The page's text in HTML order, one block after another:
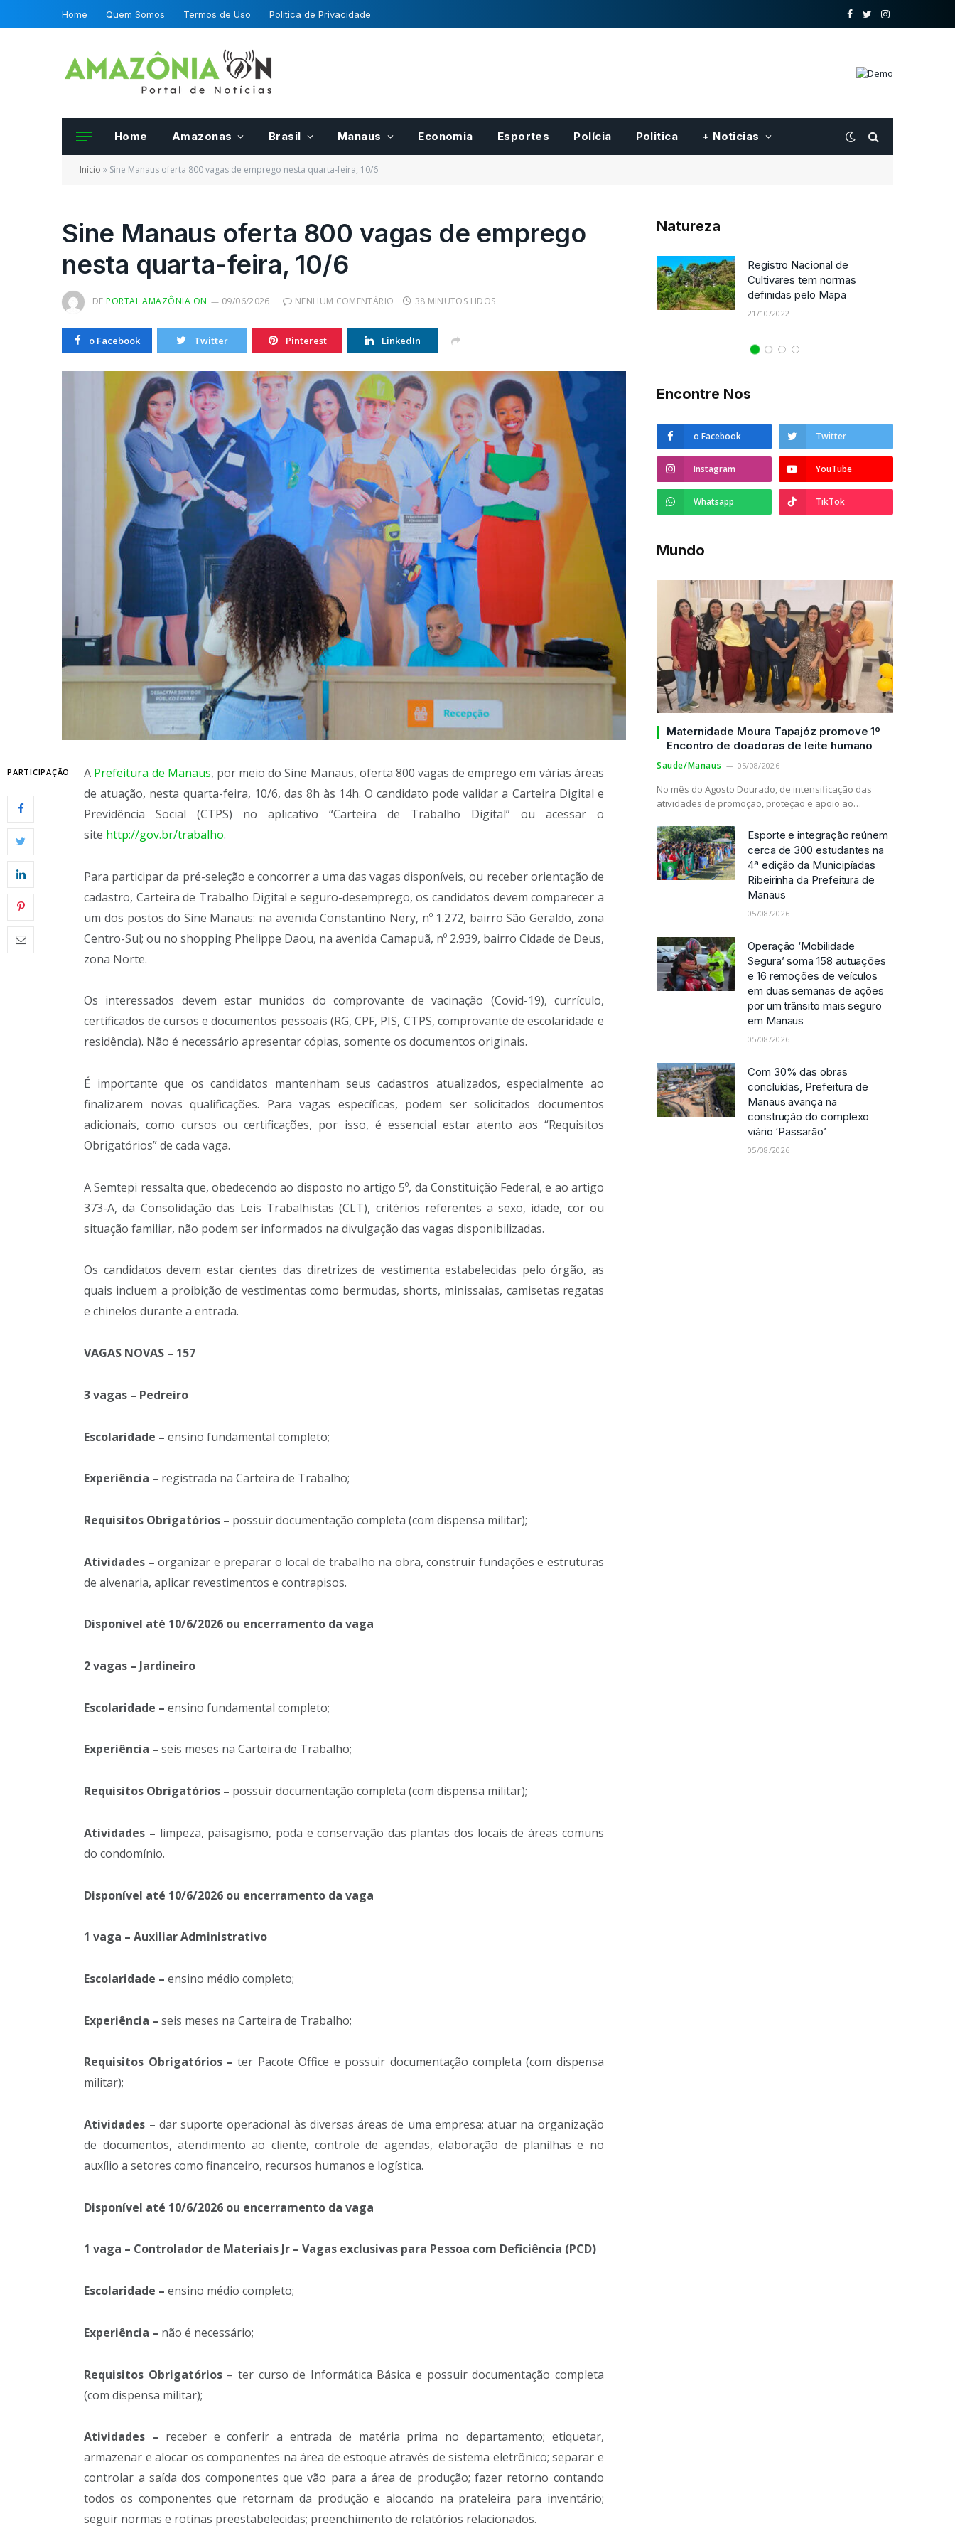
Home Quem Somos Termos de Uso Politica de Privacidade
o
TwitterInstagram
Home Amazonas Brasil Manaus Economia Esportes Polícia Politica + Noticias
Início » Sine Manaus oferta 800 vagas de emprego nesta quarta-feira, 10/6
Sine Manaus oferta 800 vagas de emprego
nesta quarta-feira, 10/6
DE PORTAL AMAZÔNIA ON 09/06/2026 NENHUM COMENTÁRIO 38 MINUTOS LIDOS
o Facebook Twitter Pinterest LinkedIn
PARTICIPAÇÃO A Prefeitura de Manaus, por meio do Sine Manaus, oferta 800 vagas de emprego em várias áreas
de atuação, nesta quarta-feira, 10/6, das 8h às 14h. O candidato pode validar a Carteira Digital e
Previdência Social (CTPS) no aplicativo “Carteira de Trabalho Digital” ou acessar o
site http://gov.br/trabalho.
Para participar da pré-seleção e concorrer a uma das vagas disponíveis, ou receber orientação de
cadastro, Carteira de Trabalho Digital e seguro-desemprego, os candidatos devem comparecer a
um dos postos do Sine Manaus: na avenida Constantino Nery, nº 1.272, bairro São Geraldo, zona
Centro-Sul; ou no shopping Phelippe Daou, na avenida Camapuã, nº 2.939, bairro Cidade de Deus,
zona Norte.
Os interessados devem estar munidos do comprovante de vacinação (Covid-19), currículo,
certificados de cursos e documentos pessoais (RG, CPF, PIS, CTPS, comprovante de escolaridade e
residência). Não é necessário apresentar cópias, somente os documentos originais.
É importante que os candidatos mantenham seus cadastros atualizados, especialmente ao
finalizarem novas qualificações. Para vagas específicas, podem ser solicitados documentos
adicionais, como cursos ou certificações, por isso, é essencial estar atento aos “Requisitos
Obrigatórios” de cada vaga.
A Semtepi ressalta que, obedecendo ao disposto no artigo 5º, da Constituição Federal, e ao artigo
373-A, da Consolidação das Leis Trabalhistas (CLT), critérios referentes a sexo, idade, cor ou
situação familiar, não podem ser informados na divulgação das vagas disponibilizadas.
Os candidatos devem estar cientes das diretrizes de vestimenta estabelecidas pelo órgão, as
quais incluem a proibição de vestimentas como bermudas, shorts, minissaias, camisetas regatas
e chinelos durante a entrada.
VAGAS NOVAS – 157
3 vagas – Pedreiro
Escolaridade –ensino fundamental completo;
Experiência – registrada na Carteira de Trabalho;
Requisitos Obrigatórios – possuir documentação completa (com dispensa militar);
Atividades –organizar e preparar o local de trabalho na obra, construir fundações e estruturas
de alvenaria, aplicar revestimentos e contrapisos.
Disponível até 10/6/2026 ou encerramento da vaga
2 vagas – Jardineiro
Escolaridade –ensino fundamental completo;
Experiência – seis meses na Carteira de Trabalho;
Requisitos Obrigatórios – possuir documentação completa (com dispensa militar);
Atividades – limpeza, paisagismo, poda e conservação das plantas dos locais de áreas comuns
do condomínio.
Disponível até 10/6/2026 ou encerramento da vaga
1 vaga – Auxiliar Administrativo
Escolaridade –ensino médio completo;
Experiência – seis meses na Carteira de Trabalho;
Requisitos Obrigatórios – ter Pacote Office e possuir documentação completa (com dispensa
militar);
Atividades – dar suporte operacional às diversas áreas de uma empresa; atuar na organização
de documentos, atendimento ao cliente, controle de agendas, elaboração de planilhas e no
auxílio a setores como financeiro, recursos humanos e logística.
Disponível até 10/6/2026 ou encerramento da vaga
1 vaga – Controlador de Materiais Jr – Vagas exclusivas para Pessoa com Deficiência (PCD)
Escolaridade – ensino médio completo;
Experiência – não é necessário;
Requisitos Obrigatórios – ter curso de Informática Básica e possuir documentação completa
(com dispensa militar);
Atividades – receber e conferir a entrada de matéria prima no departamento; etiquetar,
armazenar e alocar os componentes na área de estoque através de sistema eletrônico; separar e
controlar a saída dos componentes que vão para a área de produção; fazer retorno contando
todos os componentes que retornam da produção e alocando na prateleira para inventário;
seguir normas e rotinas preestabelecidas; preenchimento de relatórios relacionados.
Natureza
Frutas e hortalias para pases
da OCDE podero ser
certificadas por fiscais do
20/10/2022
definidas pelo Mapa
Nova oferta pblica de hastes
de clones de seringueira para
o Centro-Oeste feita pela
Embrapa
o Facebook Twitter
Instagram YouTube
Whatsapp TikTok
Maternidade Moura Tapajóz promove 1º
Encontro de doadoras de leite humano
No mês do Agosto Dourado, de intensificação das
Esporte e integração reúnem
cerca de 300 estudantes na
4ª edição da Municipíadas
Ribeirinha da Prefeitura de
Manaus
Operação ‘Mobilidade
Segura’ soma 158 autuações
e 16 remoções de veículos
em duas semanas de ações
por um trânsito mais seguro
em Manaus
Com 30% das obras
concluídas, Prefeitura de
Manaus avança na
construção do complexo
viário ‘Passarão’